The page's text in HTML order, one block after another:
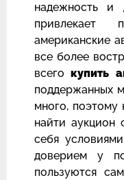
надежность и
привлекает
американские
все более
всегокупить
поддержанных
много, поэтому
найти аукцион
себя
доверием у
пользуются